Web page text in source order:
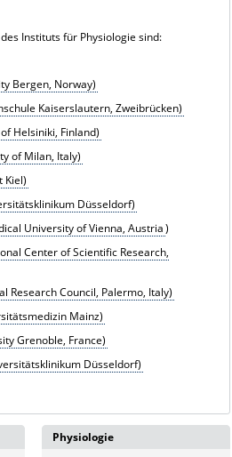
Instituts für Physiologie sind:
Bergen, Norway)
Kaiserslautern, Zweibrücken)
Helsiniki, Finland)
of Milan, Italy)
Kiel)
Düsseldorf)
University of Vienna, Austria)
Center of Scientific Research,
Research Council, Palermo, Italy)
Mainz)
Grenoble, France)
Düsseldorf)
Physiologie